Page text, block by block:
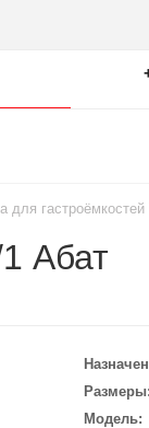
для
Абат
Размеры
Модель